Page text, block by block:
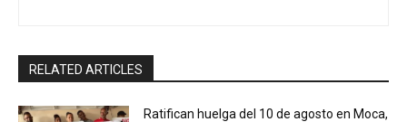
RELATED ARTICLES
Ratifican huelga del 10 de agosto en Moca,